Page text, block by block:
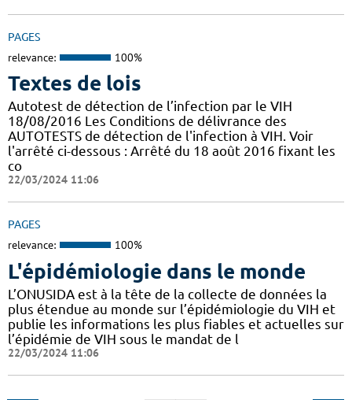
PAGES
relevance: 100%
Textes de lois
Autotest de détection de l’infection par le VIH
18/08/2016 Les Conditions de délivrance des
AUTOTESTS de détection de l'infection à VIH. Voir
l'arrêté ci-dessous : Arrêté du 18 août 2016 fixant les
co
22/03/2024 11:06
PAGES
relevance: 100%
L'épidémiologie dans le monde
L’ONUSIDA est à la tête de la collecte de données la
plus étendue au monde sur l’épidémiologie du VIH et
publie les informations les plus fiables et actuelles sur
l’épidémie de VIH sous le mandat de l
22/03/2024 11:06